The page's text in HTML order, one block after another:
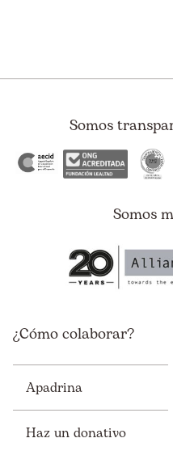
Somos
Somos
¿Cómo colaborar?
Apadrina
Haz un donativo